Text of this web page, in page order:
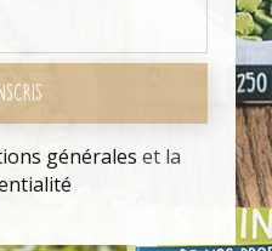
générales et la